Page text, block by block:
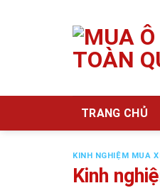
TRANG CHỦ
KINH NGHIỆM MUA
Kinh